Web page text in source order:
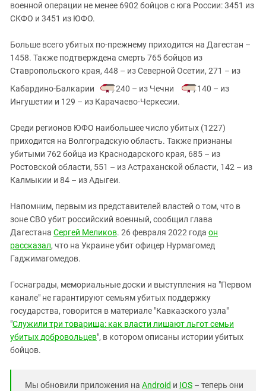
военной операции не менее 6902 бойцов с юга России: 3451 из
СКФО и 3451 из ЮФО.
Больше всего убитых по-прежнему приходится на Дагестан –
1458. Также подтверждена смерть 765 бойцов из
Ставропольского края, 448 – из Северной Осетии, 271 – из
Кабардино-Балкарии
, 240 – из Чечни
, 140 – из
Ингушетии и 129 – из Карачаево-Черкесии.
Среди регионов ЮФО наибольшее число убитых (1227)
приходится на Волгоградскую область. Также признаны
убитыми 762 бойца из Краснодарского края, 685 – из
Ростовской области, 551 – из Астраханской области, 142 – из
Калмыкии и 84 – из Адыгеи.
Напомним, первым из представителей властей о том, что в
зоне СВО убит российский военный, сообщил глава
Дагестана Сергей Меликов. 26 февраля 2022 года он
рассказал, что на Украине убит офицер Нурмагомед
Гаджимагомедов.
Госнаграды, мемориальные доски и выступления на "Первом
канале" не гарантируют семьям убитых поддержку
государства, говорится в материале "Кавказского узла"
"Служили три товарища: как власти лишают льгот семьи
убитых добровольцев", в котором описаны истории убитых
бойцов.
Мы обновили приложения на Android и IOS – теперь они